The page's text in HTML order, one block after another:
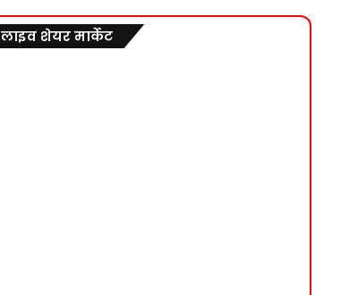
लाइव शेयर मार्केट